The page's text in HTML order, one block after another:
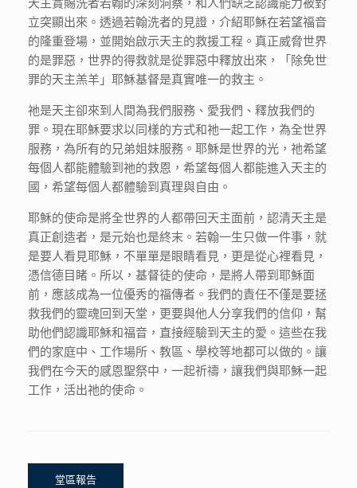
立突顯出來。透過若翰洗者的見證，介紹耶穌在若望福音
的隆重登場，並開始啟示天主的救援工程。真正威脅世界
的是罪惡，世界的得救就是從罪惡中釋放出來，「除免世
罪的天主羔羊」耶穌基督是真實唯一的救主。
祂是天主卻來到人間為我們服務、愛我們、釋放我們的
罪。現在耶穌要求以同樣的方式和祂一起工作，為全世界
服務，為所有的兄弟姐妹服務。耶穌是世界的光，祂希望
每個人都能體驗到祂的救恩，希望每個人都能進入天主的
國，希望每個人都體驗到真理與自由。
耶穌的使命是將全世界的人都帶回天主面前，認清天主是
真正創造者，是元始也是終末。若翰一生只做一件事，就
是要人看見耶穌，不單單是眼睛看見，更是從心裡看見，
憑信德目睹。所以，基督徒的使命，是將人帶到耶穌面
前，應該成為一位優秀的福傳者。我們的責任不僅是要拯
救我們的靈魂回到天堂，更要與他人分享我們的信仰，幫
助他們認識耶穌和福音，直接經驗到天主的愛。這些在我
們的家庭中、工作場所、教區、學校等地都可以做的。讓
我們在今天的感恩聖祭中，一起祈禱，讓我們與耶穌一起
工作，活出祂的使命。